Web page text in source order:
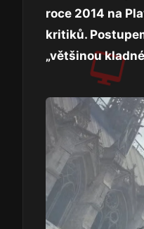
roce 2014 na
kritiků.
„většinou